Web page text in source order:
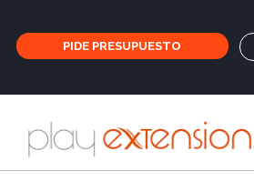
PIDE PRESUPUESTO